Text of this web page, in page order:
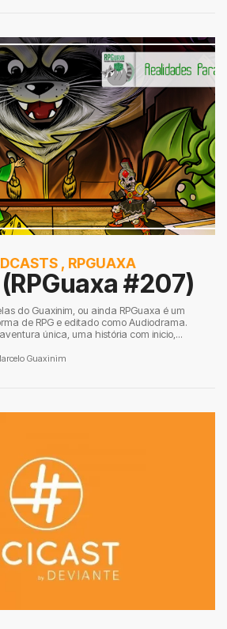
, RPGUAXA
#207)
do Guaxinim, ou ainda RPGuaxa é um
de RPG e editado como Audiodrama.
única, uma história com inicio,...
Guaxinim